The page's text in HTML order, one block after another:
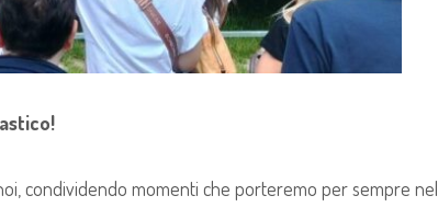
condividendo momenti che porteremo per sempre nel